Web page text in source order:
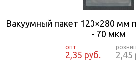
Вакуумный пакет 120×280 мм
- 70 мкм
2,35 руб. 2,45